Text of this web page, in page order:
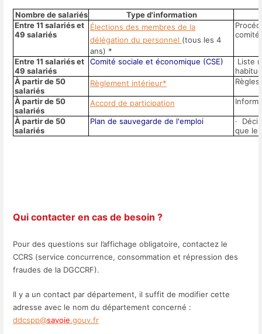
Nombre de salariés
Type d'information
Entre 11 salariés et
49 salariés
Élections des membres de la
délégation du personnel (tous les 4
ans) *
comité
Entre 11 salariés et
49 salariés
Comité sociale et économique (CSE)
Liste
À partir de 50
salariés
Règlement intérieur*
À partir de 50
salariés
Accord de participation
À partir de 50
salariés
Plan de sauvegarde de l'emploi
·
que
Qui contacter en cas de besoin ?
Pour des questions sur l’affichage obligatoire, contactez le
CCRS (service concurrence, consommation et répression des
fraudes de la DGCCRF).
Il y a un contact par département, il suffit de modifier cette
adresse avec le nom du département concerné :
ddcspp@savoie.gouv.fr